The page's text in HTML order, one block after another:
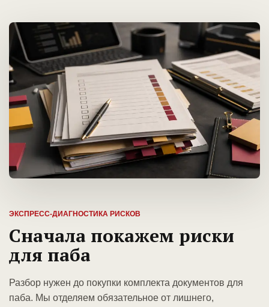
ЭКСПРЕСС-ДИАГНОСТИКА РИСКОВ
Сначала покажем риски
для паба
Разбор нужен до покупки комплекта документов для
паба. Мы отделяем обязательное от лишнего,